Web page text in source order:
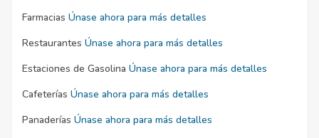
Farmacias Únase ahora para más detalles
Restaurantes Únase ahora para más detalles
Estaciones de Gasolina Únase ahora para más detalles
Cafeterías Únase ahora para más detalles
Panaderías Únase ahora para más detalles